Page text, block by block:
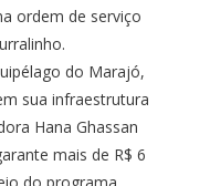
ordem de serviço
do Marajó,
sua infraestrutura
Hana Ghassan
mais de R$ 6